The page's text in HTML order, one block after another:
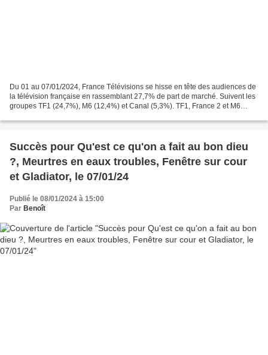
Du 01 au 07/01/2024, France Télévisions se hisse en tête des audiences de
la télévision française en rassemblant 27,7% de part de marché. Suivent les
groupes TF1 (24,7%), M6 (12,4%) et Canal (5,3%). TF1, France 2 et M6
Succès pour Qu'est ce qu'on a fait au bon dieu
?, Meurtres en eaux troubles, Fenêtre sur cour
et Gladiator, le 07/01/24
Publié le 08/01/2024 à 15:00
Par Benoît